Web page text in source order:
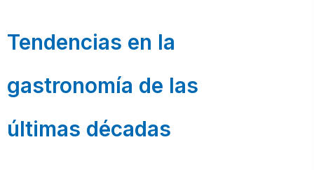
Tendencias en la
gastronomía de las
últimas décadas